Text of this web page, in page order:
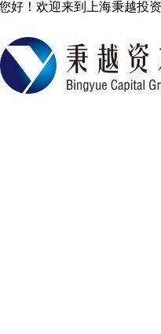
好！欢迎来到上海秉越投